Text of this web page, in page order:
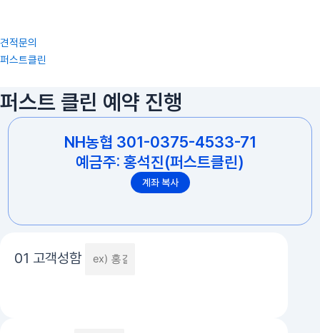
츠
로
너
뛰
기
견적문의
퍼스트클린
퍼스트 클린 예약 진행
NH농협 301-0375-4533-71
예금주: 홍석진(퍼스트클린)
계좌 복사
01 고객성함